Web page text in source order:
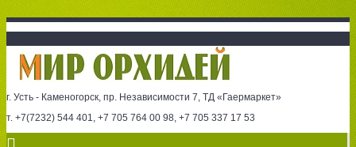
г. Усть - Каменогорск, пр. Независимости 7, ТД «Гаермаркет»
т. +7(7232) 544 401, +7 705 764 00 98, +7 705 337 17 53